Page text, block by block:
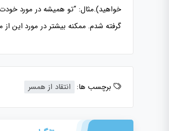
خواهید).مثال: “تو همیشه در مورد
گرفته شدم. ممکنه بیشتر در مورد این
برچسب ها: انتقاد از همسر